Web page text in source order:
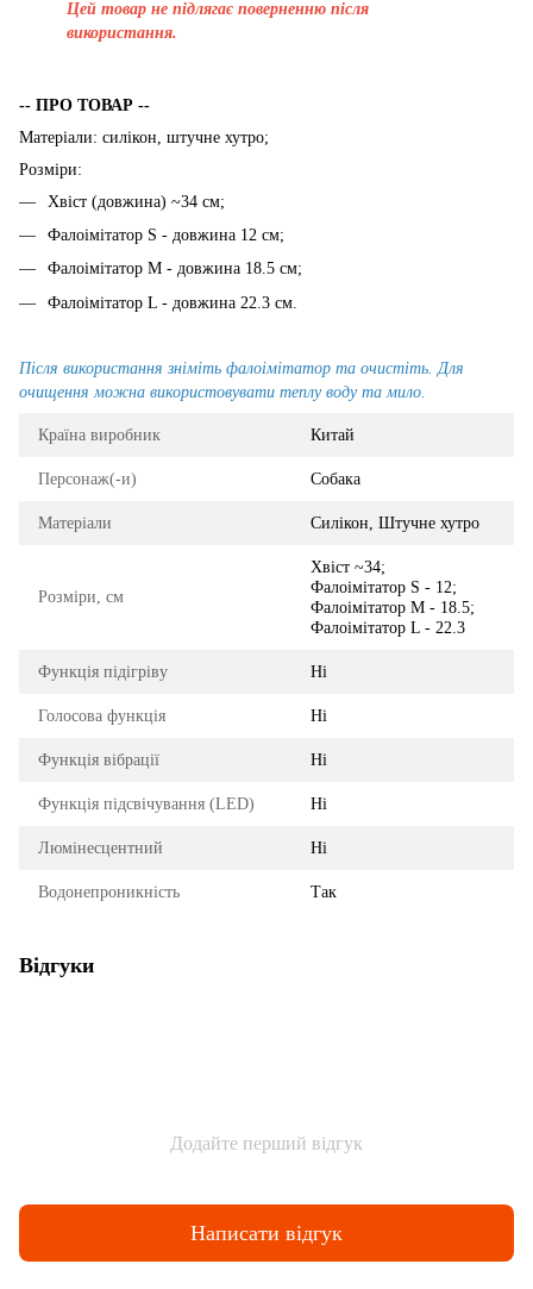
Цей товар не підлягає поверненню після
використання.
-- ПРО ТОВАР --
Матеріали: силікон, штучне хутро;
Розміри:
Хвіст (довжина) ~34 см;
Фалоімітатор S - довжина 12 см;
Фалоімітатор M - довжина 18.5 см;
Фалоімітатор L - довжина 22.3 см.
Після використання зніміть фалоімітатор та очистіть. Для
очищення можна використовувати теплу воду та мило.
Країна виробник Китай
Персонаж(-и) Собака
Матеріали Силікон, Штучне хутро
Розміри, см
Хвіст ~34;
Фалоімітатор S - 12;
Фалоімітатор M - 18.5;
Фалоімітатор L - 22.3
Функція підігріву Ні
Голосова функція Ні
Функція вібрації Ні
Функція підсвічування (LED) Ні
Люмінесцентний Ні
Водонепроникність Так
Відгуки
Додайте перший відгук
Написати відгук